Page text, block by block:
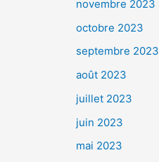
novembre 2023
octobre 2023
septembre 2023
août 2023
juillet 2023
juin 2023
mai 2023